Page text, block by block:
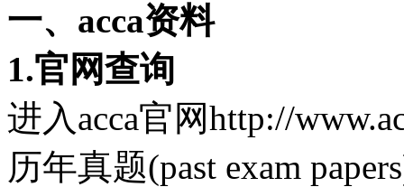
一、acca资料
1.官网查询
进入acca官网http://
历年真题(past exam